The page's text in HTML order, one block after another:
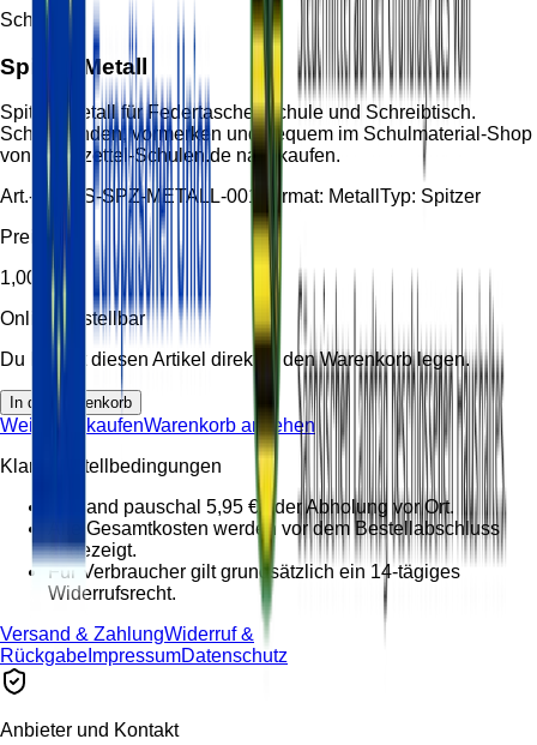
Schreiben
Spitzer Metall
Spitzer Metall für Federtasche, Schule und Schreibtisch.
Schnell finden, vormerken und bequem im Schulmaterial-Shop
von Handzettel-Schulen.de nachkaufen.
Art.-Nr.: HS-SPZ-METALL-001 Format: Metall Typ: Spitzer
Preis
1,00 €
Online bestellbar
Du kannst diesen Artikel direkt in den Warenkorb legen.
In den Warenkorb
Weiter einkaufenWarenkorb ansehen
Klare Bestellbedingungen
Versand pauschal 5,95 € oder Abholung vor Ort.
Alle Gesamtkosten werden vor dem Bestellabschluss
angezeigt.
Für Verbraucher gilt grundsätzlich ein 14-tägiges
Widerrufsrecht.
Versand & ZahlungWiderruf &
Rückgabe ImpressumDatenschutz
Anbieter und Kontakt